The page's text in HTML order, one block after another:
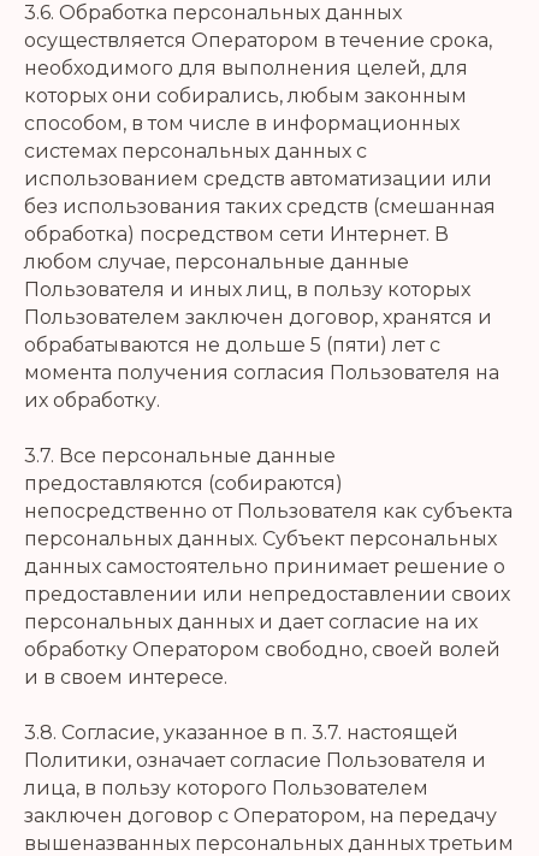
3.6. Обработка персональных данных
осуществляется Оператором в течение срока,
необходимого для выполнения целей, для
которых они собирались, любым законным
способом, в том числе в информационных
системах персональных данных с
использованием средств автоматизации или
без использования таких средств (смешанная
обработка) посредством сети Интернет. В
любом случае, персональные данные
Пользователя и иных лиц, в пользу которых
Пользователем заключен договор, хранятся и
обрабатываются не дольше 5 (пяти) лет с
момента получения согласия Пользователя на
их обработку.
3.7. Все персональные данные
предоставляются (собираются)
непосредственно от Пользователя как субъекта
персональных данных. Субъект персональных
данных самостоятельно принимает решение о
предоставлении или непредоставлении своих
персональных данных и дает согласие на их
обработку Оператором свободно, своей волей
и в своем интересе.
3.8. Согласие, указанное в п. 3.7. настоящей
Политики, означает согласие Пользователя и
лица, в пользу которого Пользователем
заключен договор с Оператором, на передачу
вышеназванных персональных данных третьим